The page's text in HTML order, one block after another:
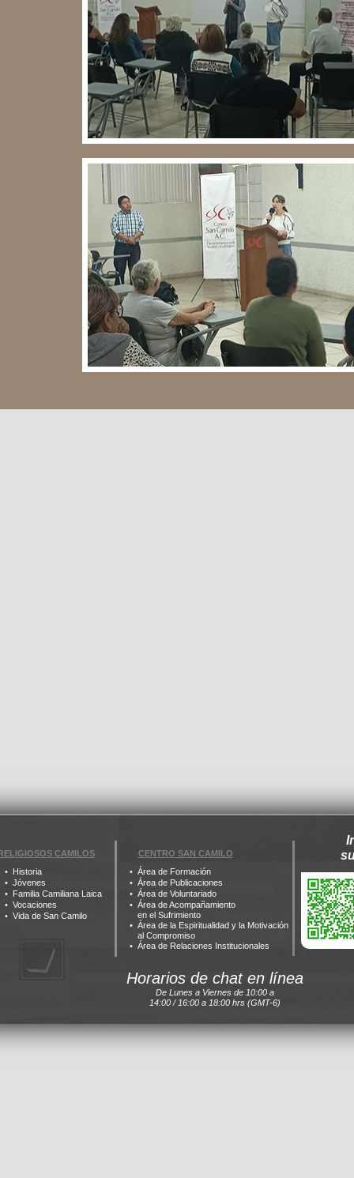
CAMILOS
Historia
Jóvenes
Familia Camiliana Laica
Vocaciones
Vida de San Camilo
CENTRO SAN CAMILO
Área de Formación
Área de Publicaciones
Área de Voluntariado
Área de Acompañamiento
en el Sufrimiento
Área de la Espiritualidad y la Motivación
al Compromiso
Área de Relaciones Institucionales
Horarios de chat en línea
De Lunes a Viernes de 10:00 a
14:00 / 16:00 a 18:00 hrs (GMT-6)